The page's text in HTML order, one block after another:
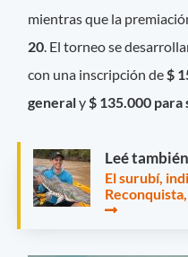
mientras que la
20 . El torneo se
con una inscripción de $
generaly $ 135.000 para
Leé también
El surubí,